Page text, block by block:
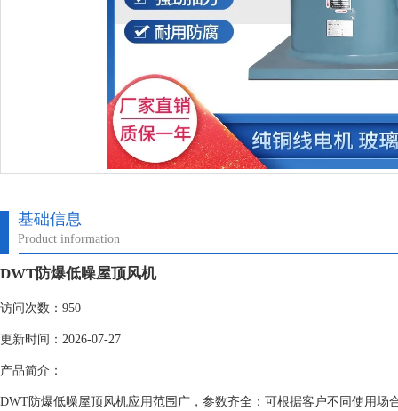
基础信息
Product information
DWT防爆低噪屋顶风机
访问次数：950
更新时间：2026-07-27
产品简介：
DWT防爆低噪屋顶风机应用范围广，参数齐全：可根据客户不同使用场